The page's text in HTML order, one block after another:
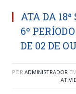
ATA DA
6º
DE 02 DE
POR ADMINISTRADOR EM